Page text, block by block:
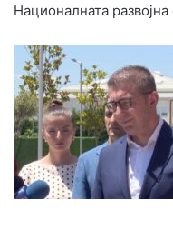
Националната